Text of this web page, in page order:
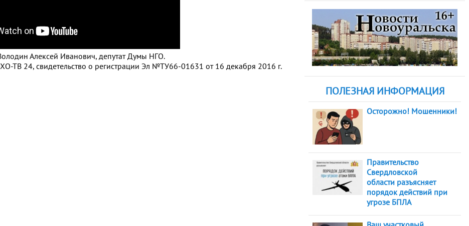
Алексей Иванович, депутат Думы НГО.
ТВ 24, свидетельство о регистрации Эл №ТУ66-01631 от 16 декабря 2016 г.
ПОЛЕЗНАЯ ИНФОРМАЦИЯ
Осторожно! Мошенники!
Правительство
Свердловской
области разъясняет
порядок действий при
угрозе БПЛА